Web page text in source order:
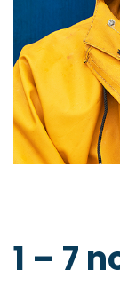
1 – 7